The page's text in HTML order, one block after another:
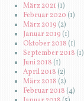
März 2021(1)
Februar 2020 (1)
März 2019 (2)
Januar 2019 (1)
Oktober 2018 (1)
September 2018 (1)
Juni 2018 (1)
April 2018 (2)
März 2018 (2)
Februar 2018(4)